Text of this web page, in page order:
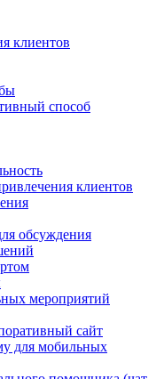
клиентов
способ
клиентов
обсуждения
мероприятий
сайт
для мобильных